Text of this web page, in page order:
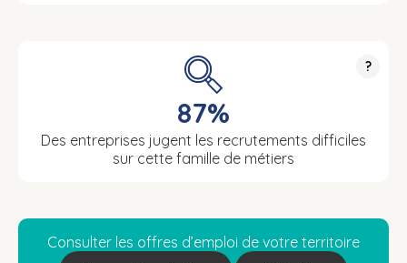
?
87%
Des entreprises jugent les recrutements difficiles
sur cette famille de métiers
Consulter les offres d’emploi de votre territoire